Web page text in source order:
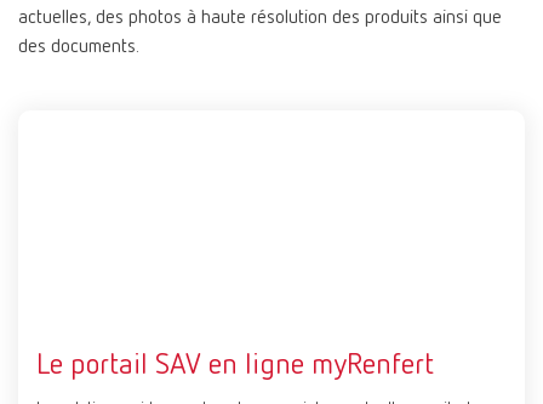
actuelles, des photos à haute résolution des produits ainsi que
des documents.
Le portail SAV en ligne myRenfert